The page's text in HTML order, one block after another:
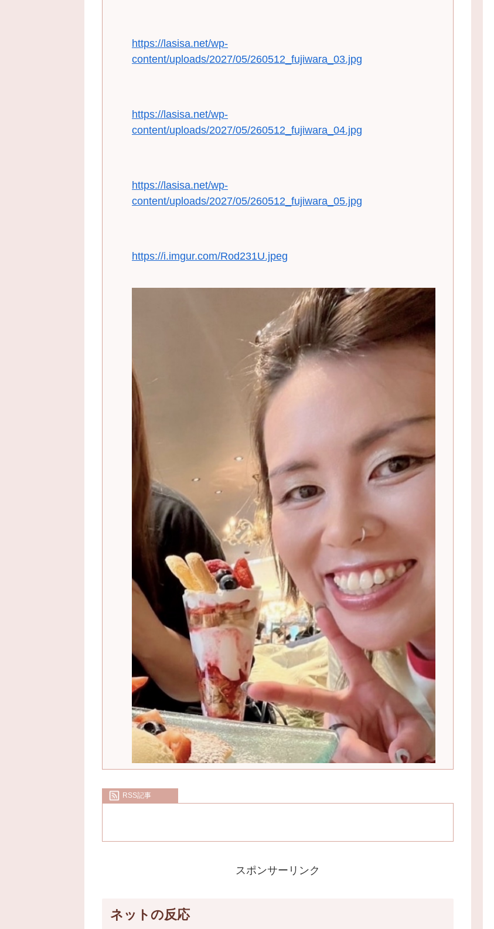
https://lasisa.net/wp-
content/uploads/2027/05/260512_fujiwara_03.jpg
https://lasisa.net/wp-
content/uploads/2027/05/260512_fujiwara_04.jpg
https://lasisa.net/wp-
content/uploads/2027/05/260512_fujiwara_05.jpg
https://i.imgur.com/Rod231U.jpeg
RSS記事
スポンサーリンク
ネットの反応